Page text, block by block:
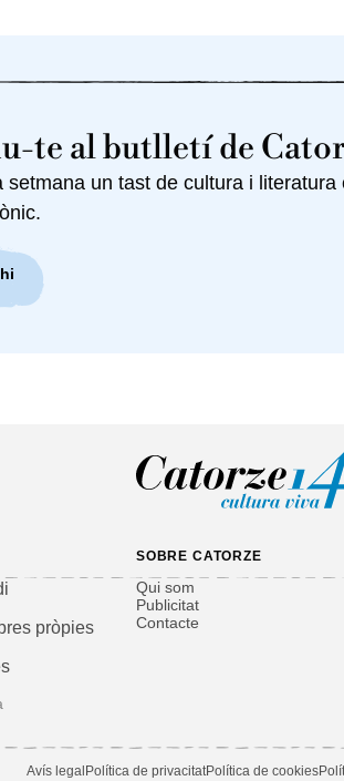
te al butlletí de
setmana un tast de cultura i literatura
pròpies
SOBRE CATORZE
Qui som
Publicitat
Contacte
Avís legalPolítica de privacitatPolítica de cookies